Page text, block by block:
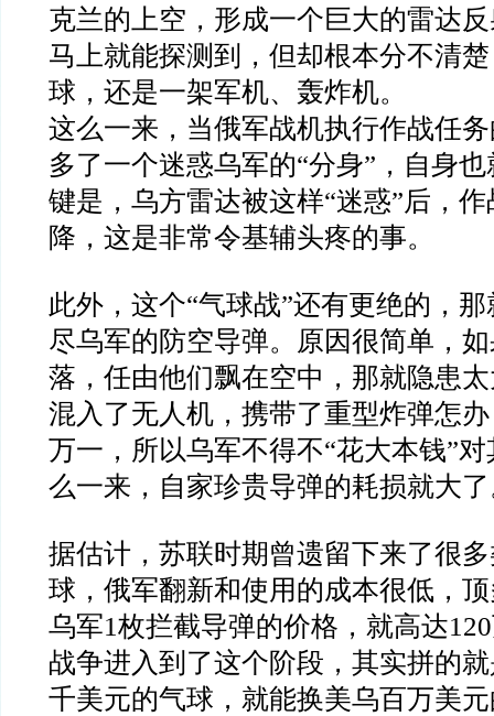
克兰的上空，形成一个巨大的雷达
马上就能探测到，但却根本分不清
球，还是一架军机、轰炸机。
这么一来，当俄军战机执行作战任
多了一个迷惑乌军的“分身” ，自身
键是，乌方雷达被这样“迷惑”后，
降，这是非常令基辅头疼的事。
此外，这个“气球战”还有更绝的，
尽乌军的防空导弹。原因很简单，
落，任由他们飘在空中，那就隐患
混入了无人机，携带了重型炸弹怎
万一，所以乌军不得不“花大本钱”对
么一来，自家珍贵导弹的耗损就大
据估计，苏联时期曾遗留下来了很
球，俄军翻新和使用的成本很低，
乌军1枚拦截导弹的价格，就高达120
战争进入到了这个阶段，其实拼的
千美元的气球，就能换美乌百万美